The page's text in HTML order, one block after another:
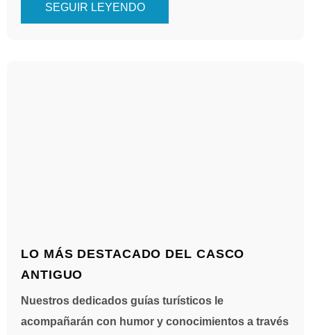
SEGUIR LEYENDO
LO MÁS DESTACADO DEL CASCO
ANTIGUO
Nuestros dedicados guías turísticos le
acompañarán con humor y conocimientos a través